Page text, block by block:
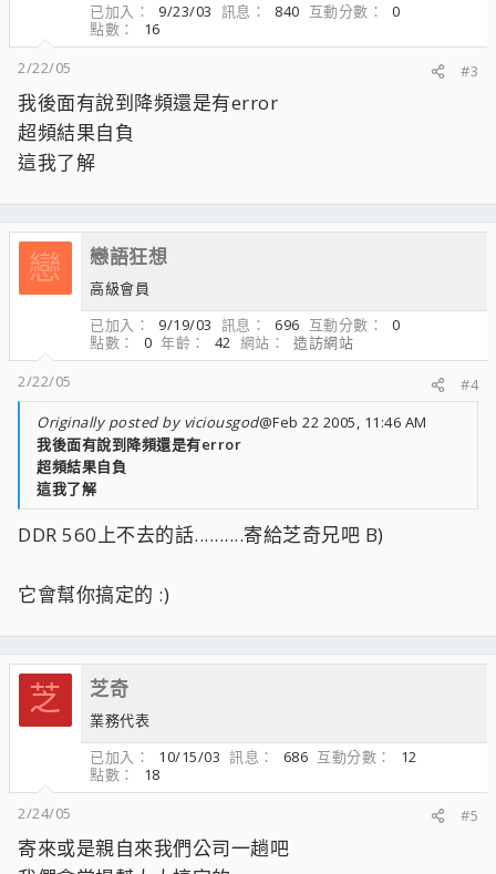
已加入
9/23/03 訊息 840 互動分數
0
點數
16
2/22/05
#3
我後面有說到降頻還是有error
超頻結果自負
這我了解
戀 戀語狂想
高級會員
已加入
9/19/03 訊息 696 互動分數
0
點數
0 年齡 42 網站
造訪網站
2/22/05
#4
Originally posted by viciousgod@Feb 22 2005, 11:46 AM
我後面有說到降頻還是有error
超頻結果自負
這我了解
DDR 560上不去的話..........寄給芝奇兄吧 B)
它會幫你搞定的 :)
芝 芝奇
業務代表
已加入
10/15/03 訊息 686 互動分數
12
點數
18
2/24/05
#5
寄來或是親自來我們公司一趟吧